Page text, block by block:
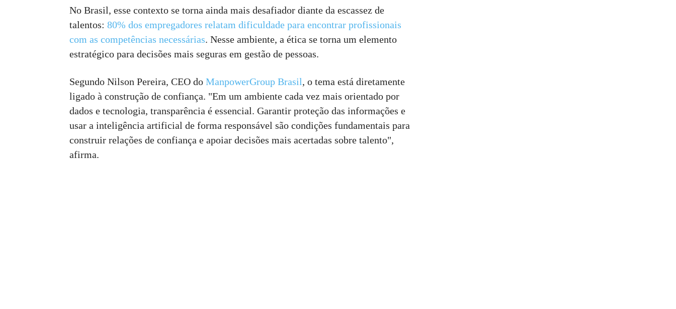
No Brasil, esse contexto se torna ainda mais desafiador diante da escassez de
talentos: 80% dos empregadores relatam dificuldade para encontrar profissionais
com as competências necessárias. Nesse ambiente, a ética se torna um elemento
estratégico para decisões mais seguras em gestão de pessoas.
Segundo Nilson Pereira, CEO do ManpowerGroup Brasil, o tema está diretamente
ligado à construção de confiança. "Em um ambiente cada vez mais orientado por
dados e tecnologia, transparência é essencial. Garantir proteção das informações e
usar a inteligência artificial de forma responsável são condições fundamentais para
construir relações de confiança e apoiar decisões mais acertadas sobre talento",
afirma.